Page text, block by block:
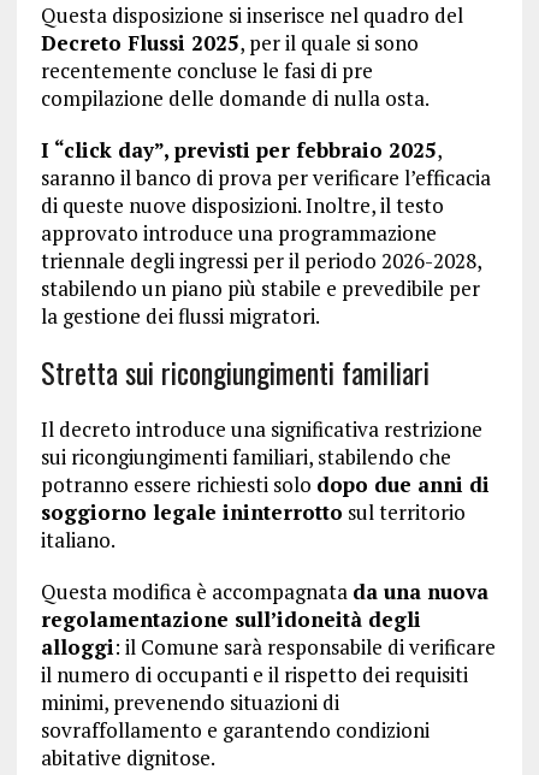
Questa disposizione si inserisce nel quadro del
Decreto Flussi 2025, per il quale si sono
recentemente concluse le fasi di pre
compilazione delle domande di nulla osta.
I “click day”, previsti per febbraio 2025,
saranno il banco di prova per verificare l’efficacia
di queste nuove disposizioni. Inoltre, il testo
approvato introduce una programmazione
triennale degli ingressi per il periodo 2026-2028,
stabilendo un piano più stabile e prevedibile per
la gestione dei flussi migratori.
Stretta sui ricongiungimenti familiari
Il decreto introduce una significativa restrizione
sui ricongiungimenti familiari, stabilendo che
potranno essere richiesti solo dopo due anni di
soggiorno legale ininterrotto sul territorio
italiano.
Questa modifica è accompagnata da una nuova
regolamentazione sull’idoneità degli
alloggi: il Comune sarà responsabile di verificare
il numero di occupanti e il rispetto dei requisiti
minimi, prevenendo situazioni di
sovraffollamento e garantendo condizioni
abitative dignitose.